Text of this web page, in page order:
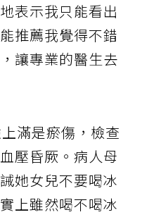
表示我只能看出
推薦我覺得不錯
讓專業的醫生去
滿是瘀傷，檢查
壓昏厥。病人母
她女兒不要喝冰
上雖然喝不喝冰